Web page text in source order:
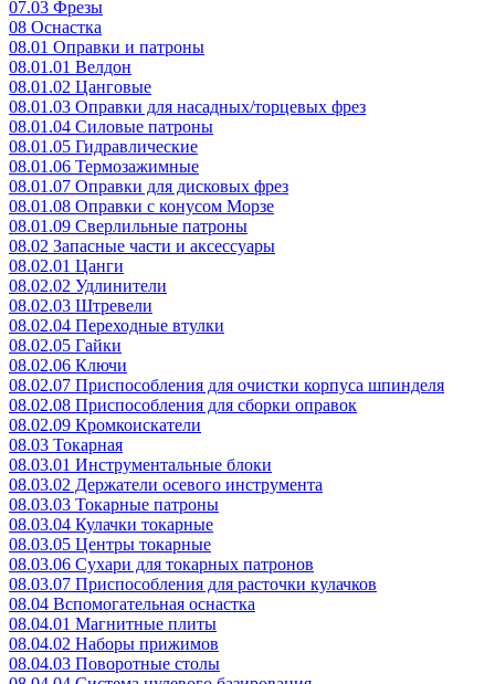
07.03 Фрезы
08 Оснастка
08.01 Оправки и патроны
08.01.01 Велдон
08.01.02 Цанговые
08.01.03 Оправки для насадных/торцевых фрез
08.01.04 Силовые патроны
08.01.05 Гидравлические
08.01.06 Термозажимные
08.01.07 Оправки для дисковых фрез
08.01.08 Оправки с конусом Морзе
08.01.09 Сверлильные патроны
08.02 Запасные части и аксессуары
08.02.01 Цанги
08.02.02 Удлинители
08.02.03 Штревели
08.02.04 Переходные втулки
08.02.05 Гайки
08.02.06 Ключи
08.02.07 Приспособления для очистки корпуса шпинделя
08.02.08 Приспособления для сборки оправок
08.02.09 Кромкоискатели
08.03 Токарная
08.03.01 Инструментальные блоки
08.03.02 Держатели осевого инструмента
08.03.03 Токарные патроны
08.03.04 Кулачки токарные
08.03.05 Центры токарные
08.03.06 Сухари для токарных патронов
08.03.07 Приспособления для расточки кулачков
08.04 Вспомогательная оснастка
08.04.01 Магнитные плиты
08.04.02 Наборы прижимов
08.04.03 Поворотные столы